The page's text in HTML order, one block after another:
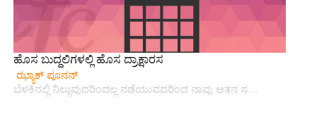
ಹೊಸ ಬುದ್ದಲಿಗಳಲ್ಲಿ ಹೊಸ ದ್ರಾಕ್ಷಾರಸ
ಝ್ಯಾಕ್ ಪೂನನ್
ಬೆಳಕಿನಲ್ಲಿ ನಿಲ್ಲುವುದರಿಂದಲ್ಲ ನಡೆಯುವದರಿಂದ ನಾವು ಆತನ ಸ…